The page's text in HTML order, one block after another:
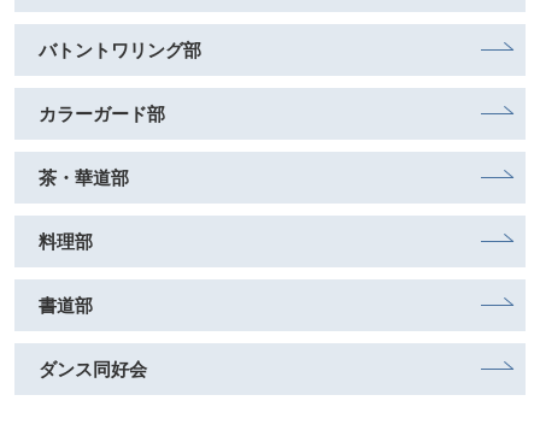
バトントワリング部
カラーガード部
茶・華道部
料理部
書道部
ダンス同好会